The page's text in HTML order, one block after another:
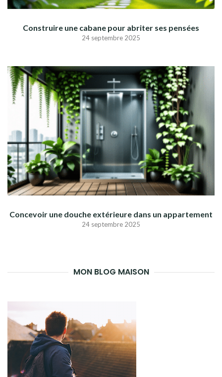
Construire une cabane pour abriter ses pensées
24 septembre 2025
Concevoir une douche extérieure dans un appartement
24 septembre 2025
MON BLOG MAISON